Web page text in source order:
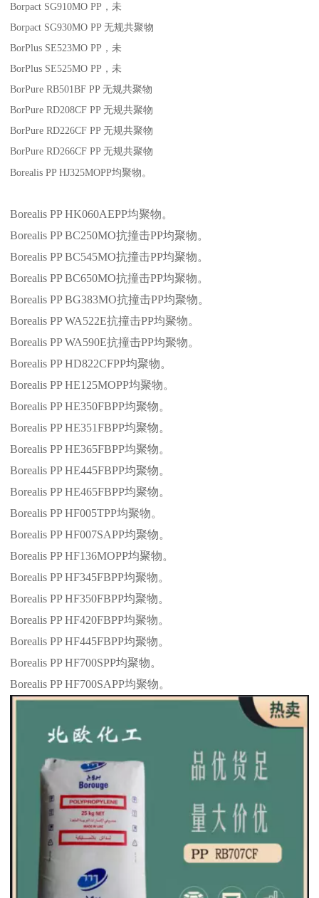
Borpact SG910MO PP ，未
Borpact SG930MO PP无规共聚物
BorPlus SE523MO PP ，未
BorPlus SE525MO PP ，未
BorPure RB501BF PP无规共聚物
BorPure RD208CF PP无规共聚物
BorPure RD226CF PP无规共聚物
BorPure RD266CF PP无规共聚物
Borealis PP HJ325MOPP均聚物。
Borealis PP HK060AEPP均聚物。
Borealis PP BC250MO抗撞击PP均聚物。
Borealis PP BC545MO抗撞击PP均聚物。
Borealis PP BC650MO抗撞击PP均聚物。
Borealis PP BG383MO抗撞击PP均聚物。
Borealis PP WA522E抗撞击PP均聚物。
Borealis PP WA590E抗撞击PP均聚物。
Borealis PP HD822CFPP均聚物。
Borealis PP HE125MOPP均聚物。
Borealis PP HE350FBPP均聚物。
Borealis PP HE351FBPP均聚物。
Borealis PP HE365FBPP均聚物。
Borealis PP HE445FBPP均聚物。
Borealis PP HE465FBPP均聚物。
Borealis PP HF005TPP均聚物。
Borealis PP HF007SAPP均聚物。
Borealis PP HF136MOPP均聚物。
Borealis PP HF345FBPP均聚物。
Borealis PP HF350FBPP均聚物。
Borealis PP HF420FBPP均聚物。
Borealis PP HF445FBPP均聚物。
Borealis PP HF700SPP均聚物。
Borealis PP HF700SAPP均聚物。